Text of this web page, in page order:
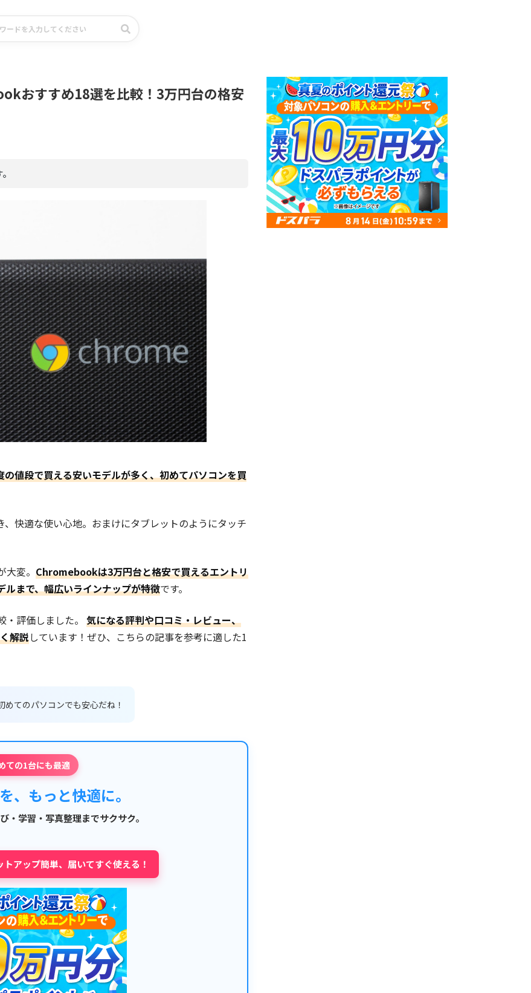
おすすめ18選を比較！3万円台の格安
値段で買える安いモデルが多く、初めてパソコンを買
快適な使い心地。おまけにタブレットのようにタッチ
変。 Chromebookは3万円台と格安で買えるエントリ
まで、幅広いラインナップが特徴です。
評価しました。 気になる評判や口コミ・レビュー、
解説しています！ぜひ、こちらの記事を参考に適した1
てのパソコンでも安心だね！
ての1台にも最適
、もっと快適に。
・学習・写真整理までサクサク。
トアップ簡単、届いてすぐ使える！